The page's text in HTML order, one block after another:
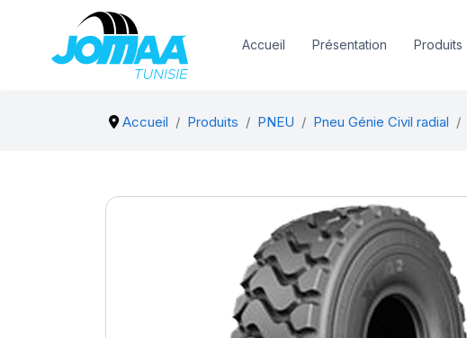
Accueil Présentation Produits
Accueil Produits PNEU Pneu Génie Civil radial